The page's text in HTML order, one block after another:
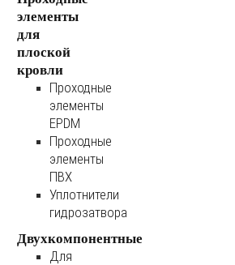
элементы
для
плоской
кровли
Проходные
элементы
EPDM
Проходные
элементы
ПВХ
Уплотнители
гидрозатвора
Двухкомпонентные
Для